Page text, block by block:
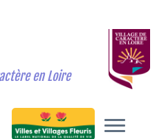
en Loire